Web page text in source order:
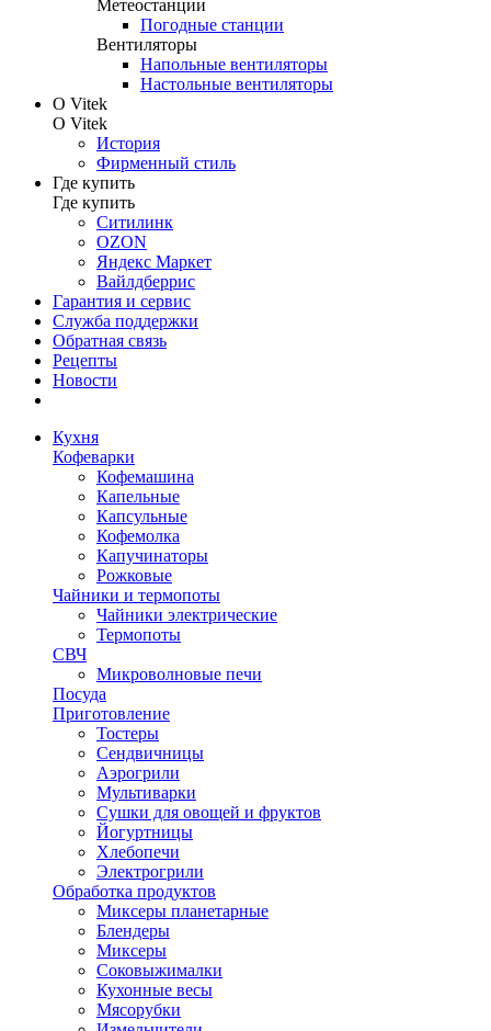
Метеостанции
Погодные станции
Вентиляторы
Напольные вентиляторы
Настольные вентиляторы
О Vitek
О Vitek
История
Фирменный стиль
Где купить
Где купить
Ситилинк
OZON
Яндекс Маркет
Вайлдберрис
Гарантия и сервис
Служба поддержки
Обратная связь
Рецепты
Новости
Кухня
Кофеварки
Кофемашина
Капельные
Капсульные
Кофемолка
Капучинаторы
Рожковые
Чайники и термопоты
Чайники электрические
Термопоты
СВЧ
Микроволновые печи
Посуда
Приготовление
Тостеры
Сендвичницы
Аэрогрили
Мультиварки
Сушки для овощей и фруктов
Йогуртницы
Хлебопечи
Электрогрили
Обработка продуктов
Миксеры планетарные
Блендеры
Миксеры
Соковыжималки
Кухонные весы
Мясорубки